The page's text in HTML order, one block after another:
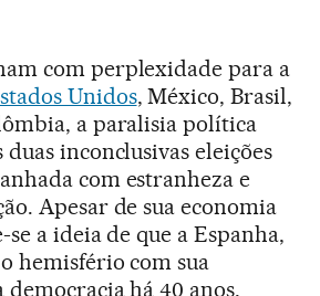
com perplexidade para a
Unidos, México, Brasil,
a paralisia política
duas inconclusivas eleições
com estranheza e
Apesar de sua economia
a ideia de que a Espanha,
hemisfério com sua
há 40 anos,